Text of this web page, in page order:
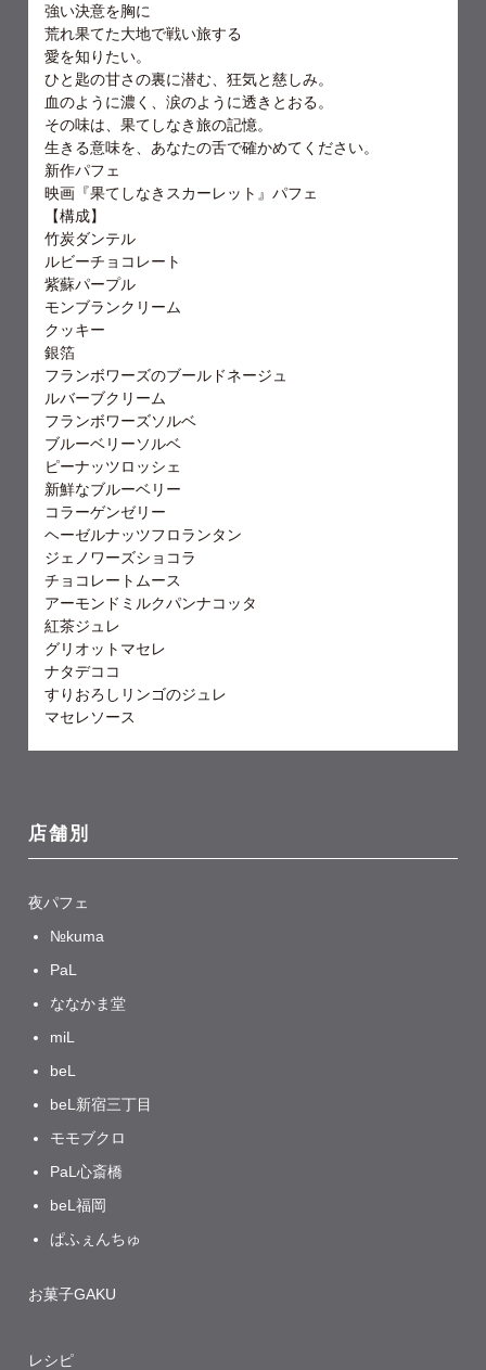
強い決意を胸に
荒れ果てた大地で戦い旅する
愛を知りたい。
ひと匙の甘さの裏に潜む、狂気と慈しみ。
血のように濃く、涙のように透きとおる。
その味は、果てしなき旅の記憶。
生きる意味を、あなたの舌で確かめてください。
新作パフェ
映画『果てしなきスカーレット』パフェ
【構成】
竹炭ダンテル
ルビーチョコレート
紫蘇パープル
モンブランクリーム
クッキー
銀箔
フランボワーズのブールドネージュ
ルバーブクリーム
フランボワーズソルベ
ブルーベリーソルベ
ピーナッツロッシェ
新鮮なブルーベリー
コラーゲンゼリー
ヘーゼルナッツフロランタン
ジェノワーズショコラ
チョコレートムース
アーモンドミルクパンナコッタ
紅茶ジュレ
グリオットマセレ
ナタデココ
すりおろしリンゴのジュレ
マセレソース
店舗別
夜パフェ
№kuma
PaL
ななかま堂
miL
beL
beL新宿三丁目
モモブクロ
PaL心斎橋
beL福岡
ぱふぇんちゅ
お菓子GAKU
レシピ